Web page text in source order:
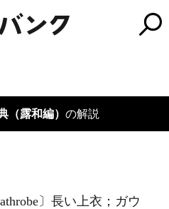
（露和編） の解説
〕長い上衣；ガウ